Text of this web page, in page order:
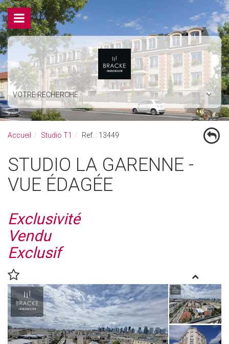
VOTRE RECHERCHE
Accueil Studio T1 Ref. : 13449
STUDIO LA GARENNE -
VUE ÉDAGÉE
Exclusivité
Vendu
Exclusif